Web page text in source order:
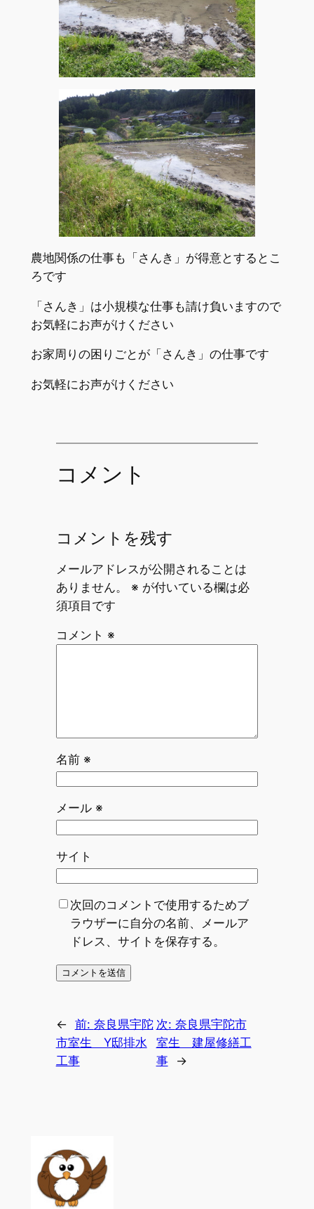
農地関係の仕事も「さんき」が得意とするとこ
ろです
「さんき」は小規模な仕事も請け負いますので
お気軽にお声がけください
お家周りの困りごとが「さんき」の仕事です
お気軽にお声がけください
コメント
コメントを残す
メールアドレスが公開されることは
ありません。
※ が付いている欄は必
須項目です
コメント ※
名前 ※
メール ※
サイト
次回のコメントで使用するためブ
ラウザーに自分の名前、メールア
ドレス、サイトを保存する。
← 前: 奈良県宇陀
市室生 Y邸排水
工事
次: 奈良県宇陀市
室生 建屋修繕工
事
→